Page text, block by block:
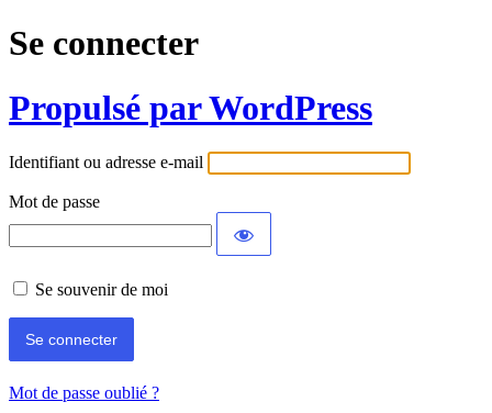
Se connecter
Propulsé par WordPress
Identifiant ou adresse e-mail
Mot de passe
Se souvenir de moi
Mot de passe oublié ?